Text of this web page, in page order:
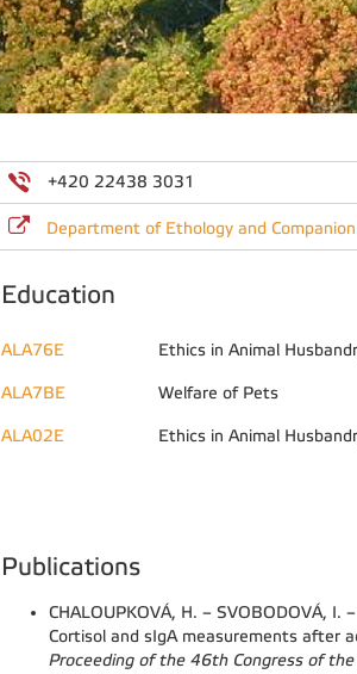
+420 22438 3031
Department of Ethology and
Education
ALA76E Ethics in Animal
ALA7BE Welfare of Pets
ALA02E Ethics in Animal
Publications
CHALOUPKOVÁ, H. – SVOBODOVÁ, I.
Cortisol and sIgA measurements after
Proceeding of the 46th Congress of